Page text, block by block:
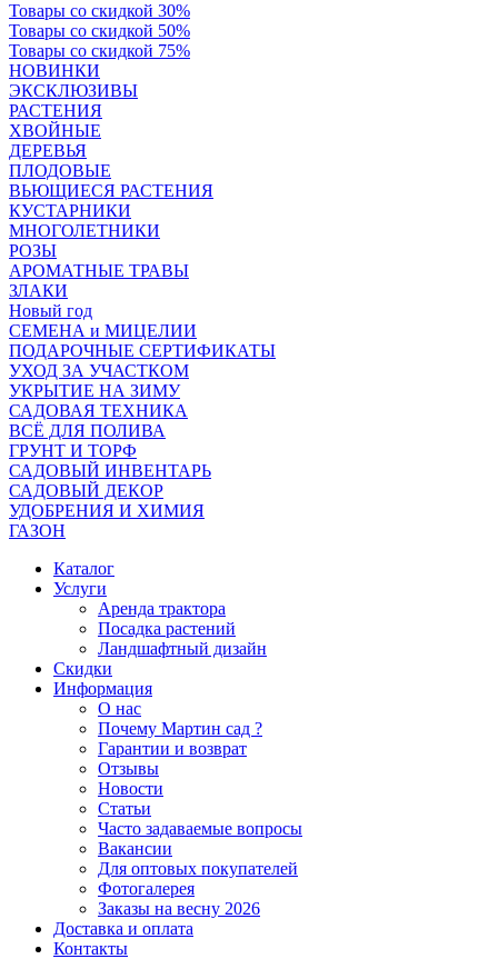
Товары со скидкой 30%
Товары со скидкой 50%
Товары со скидкой 75%
НОВИНКИ
ЭКСКЛЮЗИВЫ
РАСТЕНИЯ
ХВОЙНЫЕ
ДЕРЕВЬЯ
ПЛОДОВЫЕ
ВЬЮЩИЕСЯ РАСТЕНИЯ
КУСТАРНИКИ
МНОГОЛЕТНИКИ
РОЗЫ
АРОМАТНЫЕ ТРАВЫ
ЗЛАКИ
Новый год
СЕМЕНА и МИЦЕЛИИ
ПОДАРОЧНЫЕ СЕРТИФИКАТЫ
УХОД ЗА УЧАСТКОМ
УКРЫТИЕ НА ЗИМУ
САДОВАЯ ТЕХНИКА
ВСЁ ДЛЯ ПОЛИВА
ГРУНТ И ТОРФ
САДОВЫЙ ИНВЕНТАРЬ
САДОВЫЙ ДЕКОР
УДОБРЕНИЯ И ХИМИЯ
ГАЗОН
Каталог
Услуги
Аренда трактора
Посадка растений
Ландшафтный дизайн
Скидки
Информация
О нас
Почему Мартин сад ?
Гарантии и возврат
Отзывы
Новости
Статьи
Часто задаваемые вопросы
Вакансии
Для оптовых покупателей
Фотогалерея
Заказы на весну 2026
Доставка и оплата
Контакты